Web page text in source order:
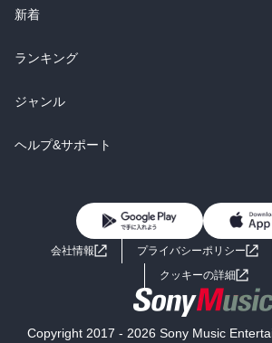
ラノベ
雑誌・グラビア
BL・TL
総合
ラノベ
雑誌・グラビア
BL・TL
新着
総合
ラノベ
雑誌・グラビア
ランキング
総合
ラノベ
ジャンル
コミック
ライトノベル 男子向け
小説
海外小説
ヘルプ&サポート
よくあるご質問 お問い合
会社情報 プライバシーポリシー
クッキーの詳細
Copyright 2017 - 2026 Sony Music